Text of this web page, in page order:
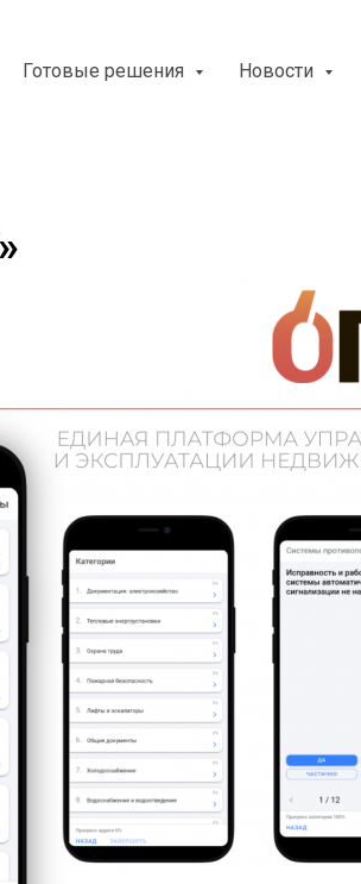
Готовые решения Новости